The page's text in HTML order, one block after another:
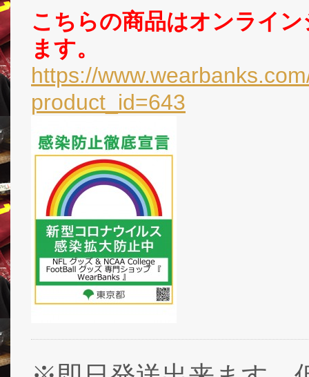
こちらの商品はオンライ
ます。
https://
product_id=643